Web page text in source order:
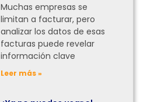
Muchas empresas se
limitan a facturar, pero
analizar los datos de esas
facturas puede revelar
información clave
Leer más »